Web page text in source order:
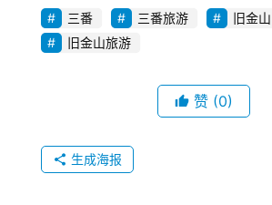
三番 三番旅游
旧金山
旧金山旅游
赞 (0)
生成海报